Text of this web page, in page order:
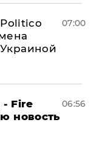
07:00
- Fire
новость
06:56